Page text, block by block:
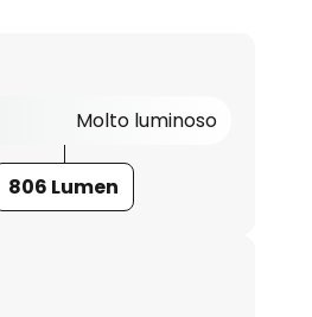
Molto luminoso
806 Lumen